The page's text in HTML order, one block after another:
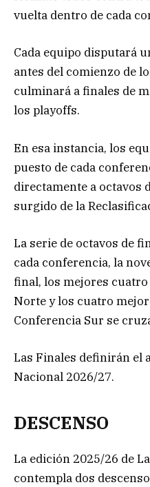
vuelta dentro de cada
Cada equipo disputará
antes del comienzo de
culminará a finales de
los playoffs.
En esa instancia, los
puesto de cada
directamente a octavos
surgido de la
La serie de octavos de
cada conferencia, la
final, los mejores
Norte y los cuatro
Conferencia Sur se
Las Finales definirán el
Nacional 2026/27.
DESCENSO
La edición 2025/26 de
contempla dos